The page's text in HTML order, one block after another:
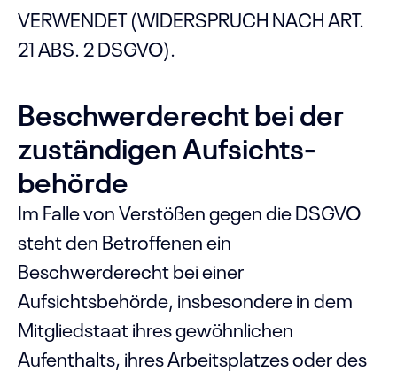
VERWENDET (WIDERSPRUCH NACH ART.
21 ABS. 2 DSGVO).
Beschwerde­recht bei der
zuständigen Aufsichts­
behörde
Im Falle von Verstößen gegen die DSGVO
steht den Betroffenen ein
Beschwerderecht bei einer
Aufsichtsbehörde, insbesondere in dem
Mitgliedstaat ihres gewöhnlichen
Aufenthalts, ihres Arbeitsplatzes oder des